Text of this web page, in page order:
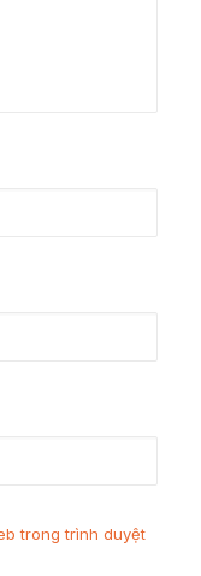
trong trình duyệt